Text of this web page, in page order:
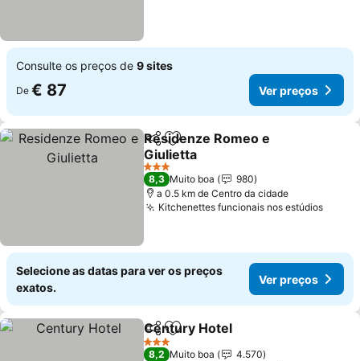
Consulte os preços de 9 sites
De € 87 Ver preços
PartilharAdicionar aos favoritos
Residenze Romeo e
Giulietta
3 Estrelas
8,3 Muito boa
980
a 0.5 km de Centro da cidade
Kitchenettes funcionais nos estúdios
Selecione as datas para ver os preços
exatos.
Ver preços
PartilharAdicionar aos favoritos
Century Hotel
3 Estrelas
8,2 Muito boa
4.570